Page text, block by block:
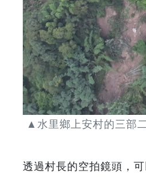
▲水里鄉上安村的三部
透過村長的空拍鏡頭，